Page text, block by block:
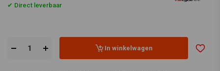
✔ Direct leverbaar
In winkelwagen